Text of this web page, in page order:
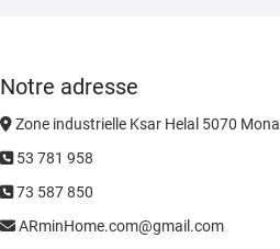
Notre adresse
Zone industrielle Ksar Helal 5070
53 781 958
73 587 850
ARminHome.com@gmail.com